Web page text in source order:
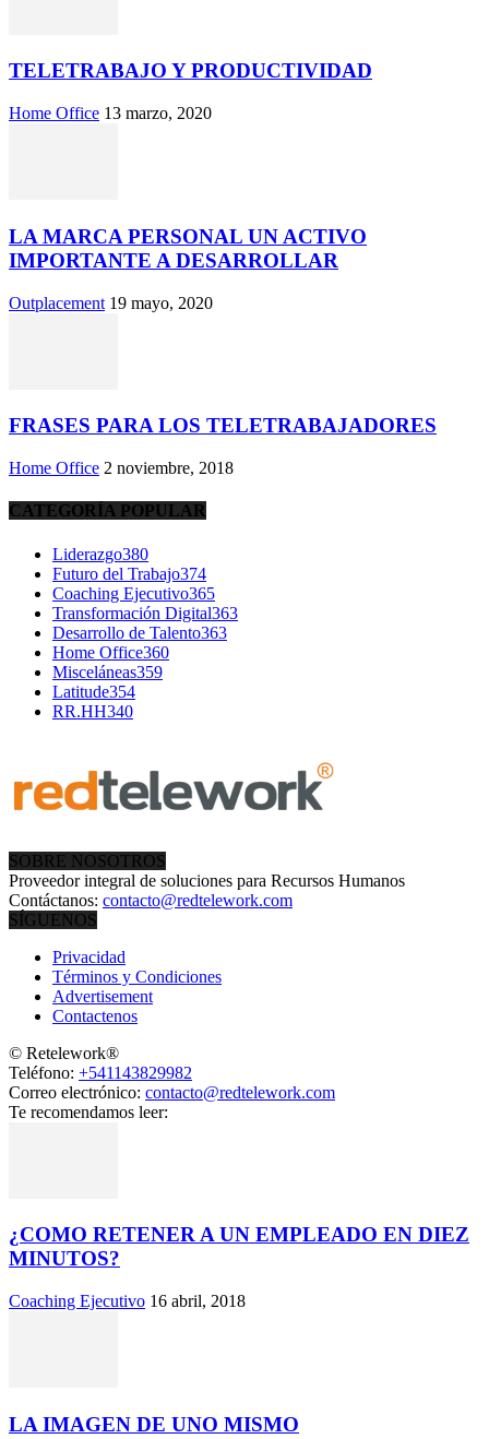
TELETRABAJO Y PRODUCTIVIDAD
Home Office 13 marzo, 2020
LA MARCA PERSONAL UN ACTIVO
IMPORTANTE A DESARROLLAR
Outplacement 19 mayo, 2020
FRASES PARA LOS TELETRABAJADORES
Home Office 2 noviembre, 2018
CATEGORÍA POPULAR
Liderazgo380
Futuro del Trabajo374
Coaching Ejecutivo365
Transformación Digital363
Desarrollo de Talento363
Home Office360
Misceláneas359
Latitude354
RR.HH340
SOBRE NOSOTROS
Proveedor integral de soluciones para Recursos Humanos
Contáctanos: contacto@redtelework.com
SÍGUENOS
Privacidad
Términos y Condiciones
Advertisement
Contactenos
© Retelework®
Teléfono: +541143829982
Correo electrónico: contacto@redtelework.com
Te recomendamos leer:
¿COMO RETENER A UN EMPLEADO EN DIEZ
MINUTOS?
Coaching Ejecutivo 16 abril, 2018
LA IMAGEN DE UNO MISMO